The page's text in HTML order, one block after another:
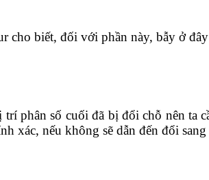
cho biết, đối với phần này, bẫy ở
phân số cuối đã bị đổi chỗ nên
nếu không sẽ dẫn đến đổi